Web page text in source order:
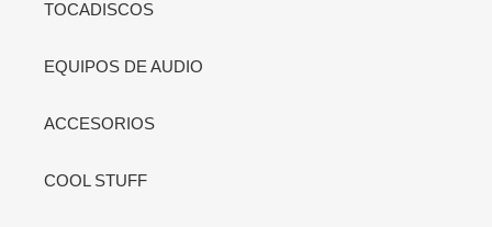
TOCADISCOS
EQUIPOS DE AUDIO
ACCESORIOS
COOL STUFF